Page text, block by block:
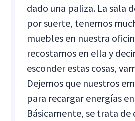
dado una paliza. La sala
por suerte, tenemos
muebles en nuestra
recostamos en ella y
esconder estas cosas,
Dejemos que nuestros
para recargar energías
Básicamente, se trata